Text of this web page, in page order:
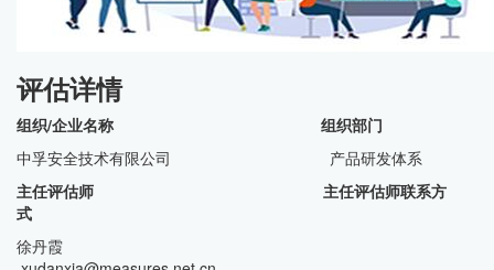
评估详情
组织/企业名称 组织部门
中孚安全技术有限公司 产品研发体系
主任评估师 主任评估师联系方
式
徐丹霞